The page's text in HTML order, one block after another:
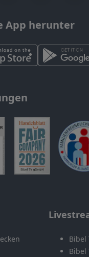
App herunter
Bibel
Bibel